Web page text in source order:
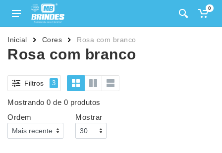
0
Inicial Cores Rosa com branco
Rosa com branco
Filtros 3
Mostrando 0 de 0 produtos
Ordem
Mostrar